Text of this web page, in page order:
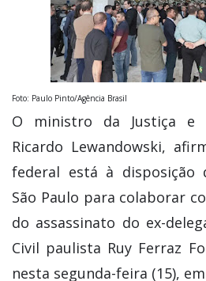
Foto: Paulo Pinto/Agência Brasil
O ministro da Justiça e
Ricardo Lewandowski,
federal está à disposição
São Paulo para colaborar
do assassinato do ex-
Civil paulista Ruy Ferraz
nesta segunda-feira (15),